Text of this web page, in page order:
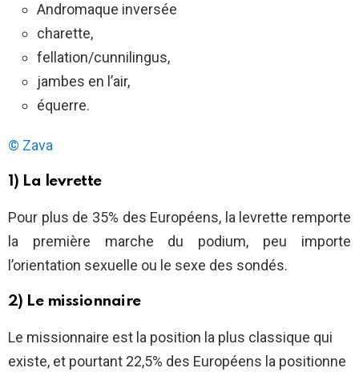
Andromaque inversée
charette,
fellation/cunnilingus,
jambes en l’air,
équerre.
© Zava
1) La levrette
Pour plus de 35% des Européens, la levrette remporte
la première marche du podium, peu importe
l’orientation sexuelle ou le sexe des sondés.
2) Le missionnaire
Le missionnaire est la position la plus classique qui
existe, et pourtant 22,5% des Européens la positionne